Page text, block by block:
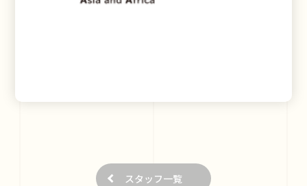
スタッフ一覧